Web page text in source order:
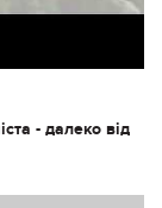
- далеко від